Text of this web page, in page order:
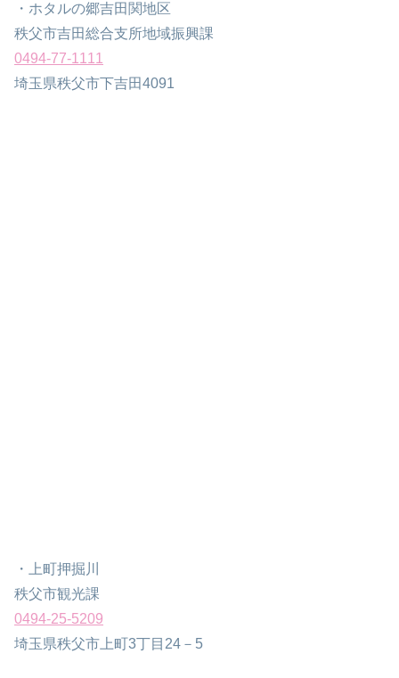
・ホタルの郷吉田関地区
秩父市吉田総合支所地域振興課
0494-77-1111
埼玉県秩父市下吉田4091
・上町押掘川
秩父市観光課
0494-25-5209
埼玉県秩父市上町3丁目24－5